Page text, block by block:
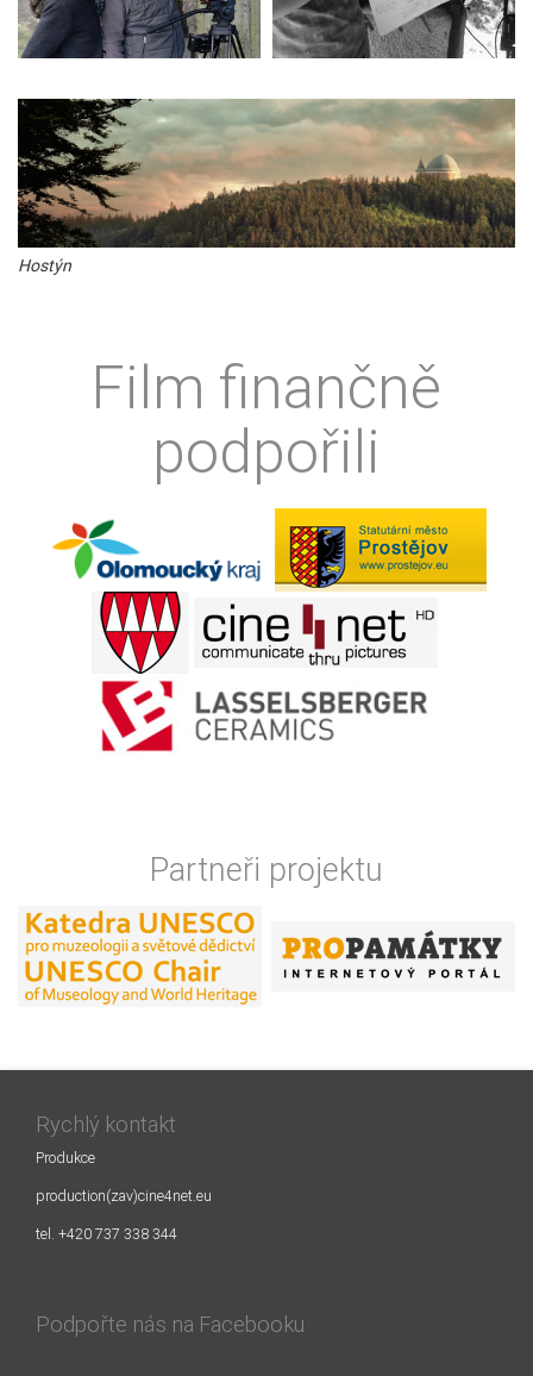
Hostýn
Film finančně
podpořili
Partneři projektu
Rychlý kontakt
Produkce
production(zav)cine4net.eu
tel. +420 737 338 344
Podpořte nás na Facebooku